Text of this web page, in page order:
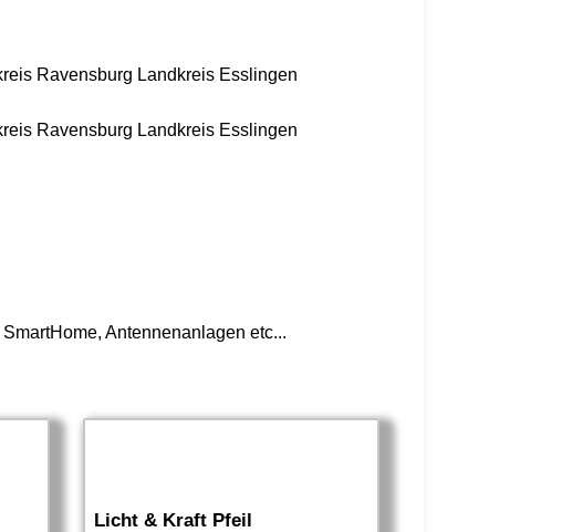
Ravensburg Landkreis Esslingen
Ravensburg Landkreis Esslingen
Antennenanlagen etc...
Licht & Kraft Pfeil